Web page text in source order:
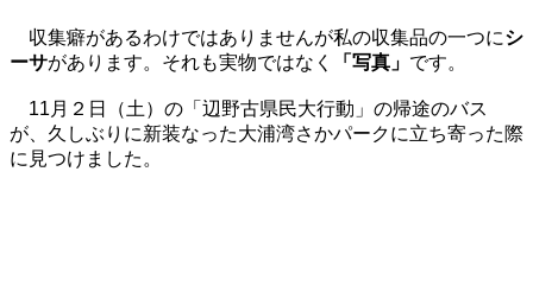
収集癖があるわけではありませんが私の収集品の一つにシ
ーサがあります。それも実物ではなく 「写真」 です。
11月２日（土）の「辺野古県民大行動」の帰途のバス
が、久しぶりに新装なった大浦湾さかパークに立ち寄った際
に見つけました。